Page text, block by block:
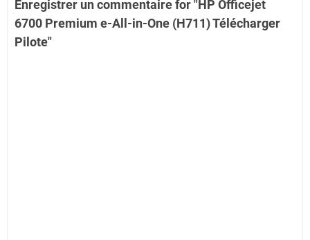
Enregistrer un commentaire for "HP Officejet
6700 Premium e-All-in-One (H711) Télécharger
Pilote"